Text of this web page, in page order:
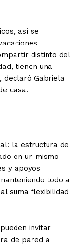
así se
distinto del
tienen una
declaró Gabriela
casa.
la estructura de
en un mismo
y apoyos
todo a
suma flexibilidad
invitar
de pared a